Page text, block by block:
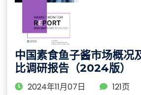
中国素食鱼子酱市场概况
比调研报告（2024版）
2024年11月07日
121页